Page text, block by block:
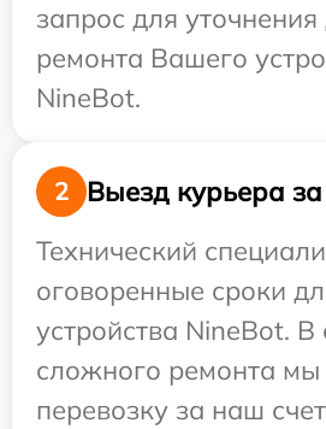
запрос для уточнения
ремонта Вашего
NineBot.
2
Выезд курьера
Технический
оговоренные сроки
устройства NineBot. В
сложного ремонта мы
перевозку за наш